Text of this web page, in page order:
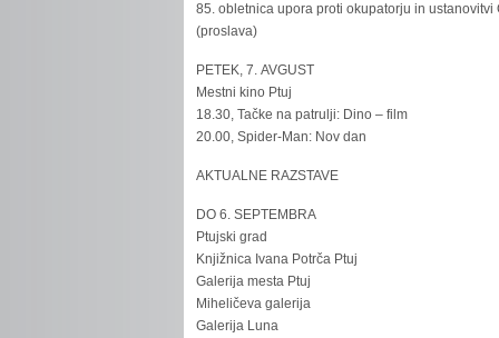
85. obletnica upora proti okupatorju in ustanovitvi
(proslava)
PETEK, 7. AVGUST
Mestni kino Ptuj
18.30, Tačke na patrulji: Dino – film
20.00, Spider-Man: Nov dan
AKTUALNE RAZSTAVE
DO 6. SEPTEMBRA
Ptujski grad
Knjižnica Ivana Potrča Ptuj
Galerija mesta Ptuj
Miheličeva galerija
Galerija Luna